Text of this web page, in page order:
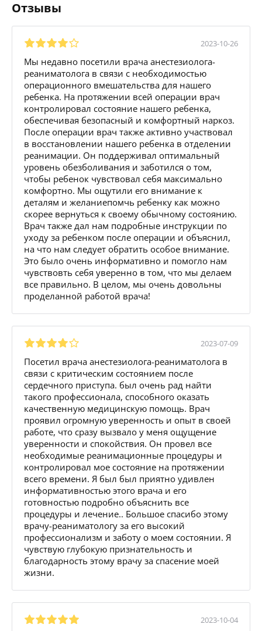
Отзывы
2023-10-26
Мы недавно посетили врача анестезиолога-
реаниматолога в связи с необходимостью
операционного вмешательства для нашего
ребенка. На протяжении всей операции врач
контролировал состояние нашего ребенка,
обеспечивая безопасный и комфортный наркоз.
После операции врач также активно участвовал
в восстановлении нашего ребенка в отделении
реанимации. Он поддерживал оптимальный
уровень обезболивания и заботился о том,
чтобы ребенок чувствовал себя максимально
комфортно. Мы ощутили его внимание к
деталям и желаниепомчь ребенку как можно
скорее вернуться к своему обычному состоянию.
Врач также дал нам подробные инструкции по
уходу за ребенком после операции и объяснил,
на что нам следует обратить особое внимание.
Это было очень информативно и помогло нам
чувствовть себя уверенно в том, что мы делаем
все правильно. В целом, мы очень довольны
проделанной работой врача!
2023-07-09
Посетил врача анестезиолога-реаниматолога в
связи с критическим состоянием после
сердечного приступа. был очень рад найти
такого профессионала, способного оказать
качественную медицинскую помощь. Врач
проявил огромную уверенность и опыт в своей
работе, что сразу вызвало у меня ощущение
уверенности и спокойствия. Он провел все
необходимые реанимационные процедуры и
контролировал мое состояние на протяжении
всего времени. Я был был приятно удивлен
информативностью этого врача и его
готовностью подробно объяснить все
процедуры и лечение.. Большое спасибо этому
врачу-реаниматологу за его высокий
профессионализм и заботу о моем состоянии. Я
чувствую глубокую признательность и
благодарность этому врачу за спасение моей
жизни.
2023-10-04